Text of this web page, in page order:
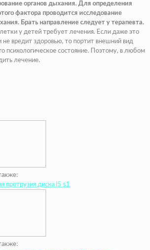
органов дыхания. Для определения
фактора проводится исследование
Брать направление следует у терапевта.
у детей требует лечения. Если даже это
не вредит здоровью, то портит внешний вид
психологическое состояние. Поэтому, в любом
лечение.
протрузия диска l5 s1